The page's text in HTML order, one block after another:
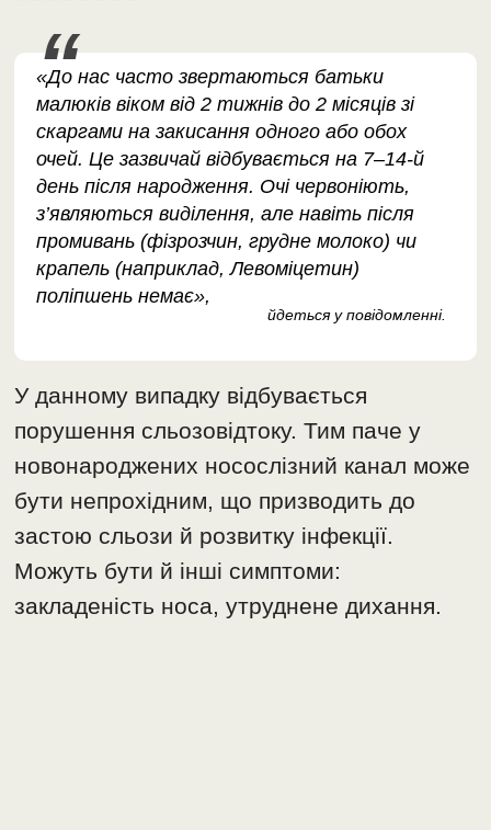
«До нас часто звертаються батьки
малюків віком від 2 тижнів до 2 місяців зі
скаргами на закисання одного або обох
очей. Це зазвичай відбувається на 7–14-й
день після народження. Очі червоніють,
з’являються виділення, але навіть після
промивань (фізрозчин, грудне молоко) чи
крапель (наприклад, Левоміцетин)
поліпшень немає»,
йдеться у повідомленні.
У данному випадку відбувається
порушення сльозовідтоку. Тим паче у
новонароджених носослізний канал може
бути непрохідним, що призводить до
застою сльози й розвитку інфекції.
Можуть бути й інші симптоми:
закладеність носа, утруднене дихання.